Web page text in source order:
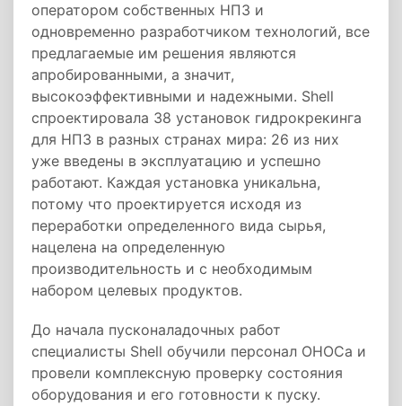
оператором собственных НПЗ и
одновременно разработчиком технологий, все
предлагаемые им решения являются
апробированными, а значит,
высокоэффективными и надежными. Shell
спроектировала 38 установок гидрокрекинга
для НПЗ в разных странах мира: 26 из них
уже введены в эксплуатацию и успешно
работают. Каждая установка уникальна,
потому что проектируется исходя из
переработки определенного вида сырья,
нацелена на определенную
производительность и с необходимым
набором целевых продуктов.
До начала пусконаладочных работ
специалисты Shell обучили персонал ОНОСа и
провели комплексную проверку состояния
оборудования и его готовности к пуску.